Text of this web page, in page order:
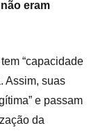
não eram
“capacidade
Assim, suas
e passam
da